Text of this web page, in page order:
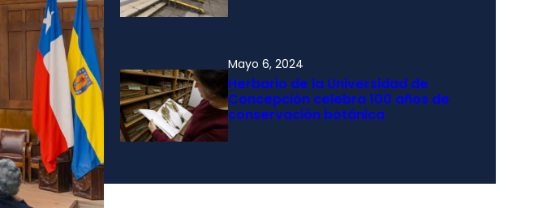
Mayo 6, 2024
Herbario de la Universidad de
Concepción celebra 100 años de
conservación botánica